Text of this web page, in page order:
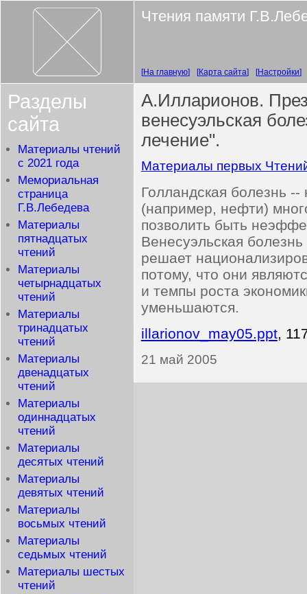
Чтения памяти
На главную Карта сайта Настройки
Разделы
сайта
Материалы чтений
с 2021 года
Мемориальная
страница
Г.В.Лебедева
Материалы
пятнадцатых
чтений
Материалы
четырнадцатых
чтений
Материалы
тринадцатых
чтений
Материалы
двенадцатых
чтений
Материалы
одиннадцатых
чтений
Материалы
десятых чтений
Материалы
девятых чтений
Материалы
восьмых чтений
Материалы
седьмых чтений
Материалы шестых
чтений
А.Илларионов.
венесуэльская
лечение".
Материалы первых
Голландская болезнь
(например, нефти)
позволить быть
Венесуэльская болезнь
решает
потому, что они
и темпы роста
уменьшаются.
illarionov_may05.ppt,
21 май 2005